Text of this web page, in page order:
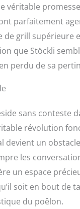
véritable
parfaitement
grill supérieure
que Stöckli
perdu de sa
sans conteste
révolution
devient un
les
un espace
soit en bout de
du poêlon.